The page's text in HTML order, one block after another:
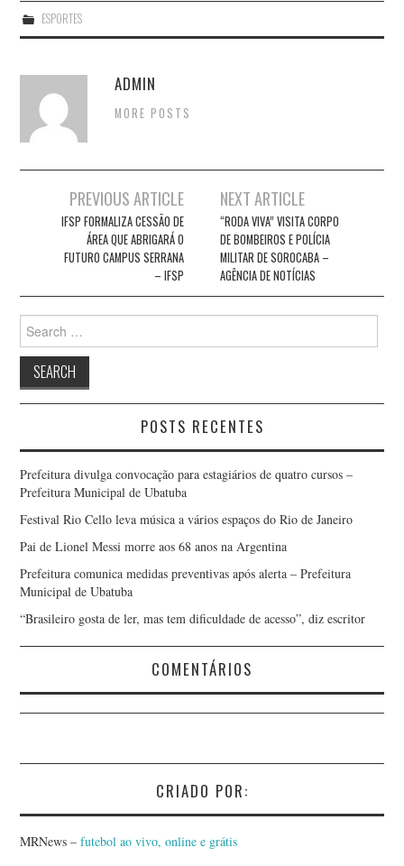
ESPORTES
ADMIN
MORE POSTS
navigation
PREVIOUS ARTICLE
IFSP FORMALIZA CESSÃO DE
ÁREA QUE ABRIGARÁ O
FUTURO CAMPUS SERRANA
– IFSP
NEXT ARTICLE
“RODA VIVA” VISITA CORPO
DE BOMBEIROS E POLÍCIA
MILITAR DE SOROCABA –
AGÊNCIA DE NOTÍCIAS
Search
for:
POSTS RECENTES
Prefeitura divulga convocação para estagiários de quatro cursos –
Prefeitura Municipal de Ubatuba
Festival Rio Cello leva música a vários espaços do Rio de Janeiro
Pai de Lionel Messi morre aos 68 anos na Argentina
Prefeitura comunica medidas preventivas após alerta – Prefeitura
Municipal de Ubatuba
“Brasileiro gosta de ler, mas tem dificuldade de acesso”, diz escritor
COMENTÁRIOS
CRIADO POR:
MRNews –futebol ao vivo, online e grátis